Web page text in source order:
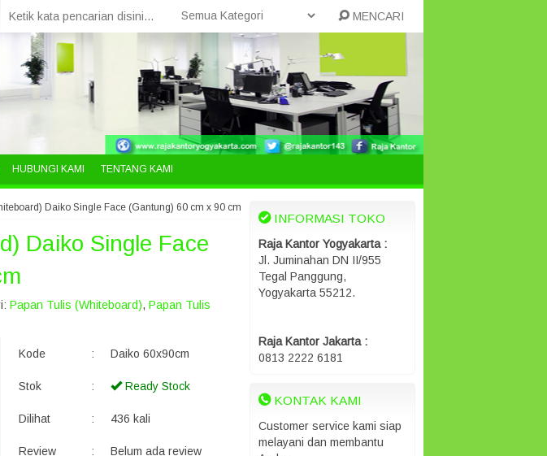
MENCARI
HUBUNGI KAMI TENTANG KAMI
Daiko Single Face (Gantung) 60 cm x 90 cm
Daiko Single Face
Papan Tulis (Whiteboard), Papan Tulis
Kode : Daiko 60x90cm
Stok : Ready Stock
Dilihat : 436 kali
Review : Belum ada review
INFORMASI TOKO
Raja Kantor Yogyakarta :
Jl. Juminahan DN II/955
Tegal Panggung,
Yogyakarta 55212.
Raja Kantor Jakarta :
0813 2222 6181
KONTAK KAMI
Customer service kami siap
melayani dan membantu